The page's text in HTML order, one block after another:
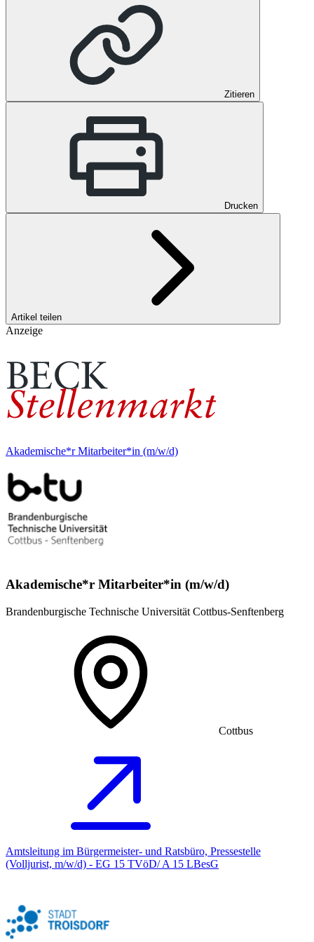
Zitieren
Drucken
Artikel teilen
Anzeige
Akademische*r Mitarbeiter*in (m/w/d)
Akademische*r Mitarbeiter*in (m/w/d)
Brandenburgische Technische Universität Cottbus-Senftenberg
Cottbus
Amtsleitung im Bürgermeister- und Ratsbüro, Pressestelle
(Volljurist, m/w/d) - EG 15 TVöD/ A 15 LBesG